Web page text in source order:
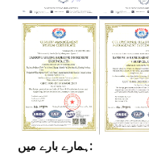
ہمارے بارے میں: